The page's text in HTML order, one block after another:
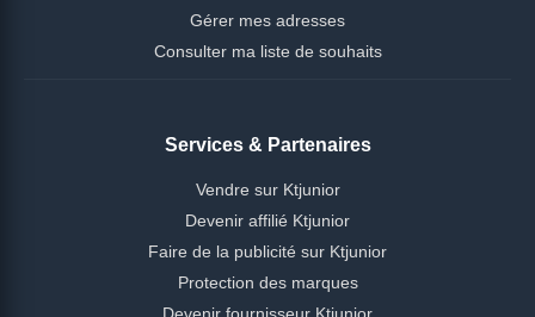
Gérer mes adresses
Consulter ma liste de souhaits
Services & Partenaires
Vendre sur Ktjunior
Devenir affilié Ktjunior
Faire de la publicité sur Ktjunior
Protection des marques
Devenir fournisseur Ktjunior